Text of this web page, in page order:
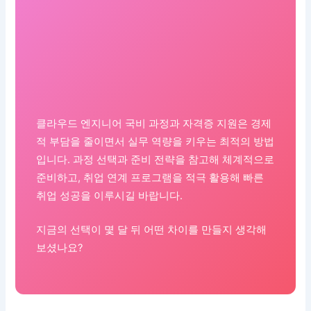
클라우드 엔지니어 국비 과정과 자격증 지원은 경제
적 부담을 줄이면서 실무 역량을 키우는 최적의 방법
입니다. 과정 선택과 준비 전략을 참고해 체계적으로
준비하고, 취업 연계 프로그램을 적극 활용해 빠른
취업 성공을 이루시길 바랍니다.
지금의 선택이 몇 달 뒤 어떤 차이를 만들지 생각해
보셨나요?